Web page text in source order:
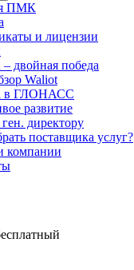
ПМК
и лицензии
двойная победа
Waliot
в ГЛОНАСС
развитие
директору
поставщика услуг?
компании